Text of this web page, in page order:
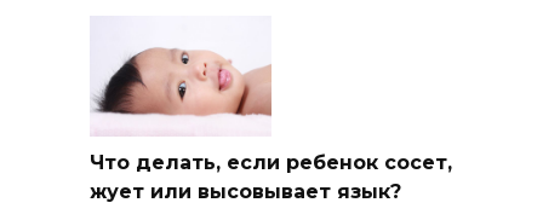
Что делать, если ребенок сосет,
жует или высовывает язык?